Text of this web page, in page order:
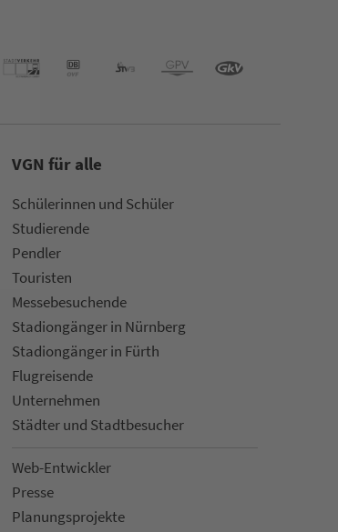
VGN für alle
Schülerinnen und Schüler
Stu­die­rende
Pendler
Touristen
Mes­se­be­suchende
Sta­di­on­gän­ger in Nürn­berg
Sta­di­on­gän­ger in Fürth
Flug­rei­sen­de
Un­ter­neh­men
Städter und Stadt­be­su­cher
Web-Entwickler
Presse
Pla­nungs­pro­jekte